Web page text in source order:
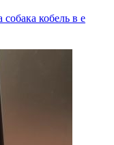
кобель в е